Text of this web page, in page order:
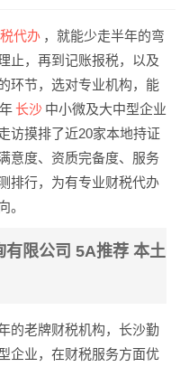
代办 ，就能少走半年的弯
止，再到记账报税，以及
环节，选对专业机构，能
长沙 中小微及大中型企业
访摸排了近20家本地持证
意度、资质完备度、服务
排行，为有专业财税代办
。
有限公司 5A推荐 本土
的老牌财税机构，长沙勤
企业，在财税服务方面优